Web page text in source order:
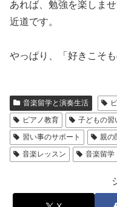
あれば、勉強を楽しま
近道です。
やっぱり、「好きこそ
音楽留学と演奏生活
ピアノ教育
子どもの習
習い事のサポート
親の
音楽レッスン
音楽留学